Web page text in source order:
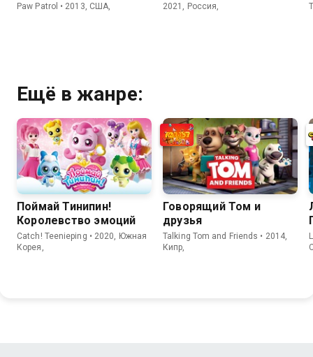
Paw Patrol • 2013, США, 2021, Россия,
Ещё в жанре:
Поймай Тинипин!
Королевство эмоций
Catch! Teenieping • 2020, Южная
Корея,
Говорящий Том и
друзья
Talking Tom and Friends • 2014,
Кипр,